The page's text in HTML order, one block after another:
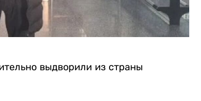
выдворили из страны